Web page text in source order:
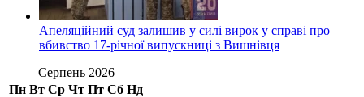
Апеляційний суд залишив у силі вирок у справі про
вбивство 17-річної випускниці з Вишнівця
Серпень 2026
Пн Вт Ср Чт Пт Сб Нд